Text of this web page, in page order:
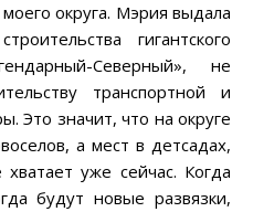
округа. Мэрия выдала
гигантского
Северный», не
транспортной и
Это значит, что на округе
а мест в детсадах,
уже сейчас. Когда
будут новые развязки,